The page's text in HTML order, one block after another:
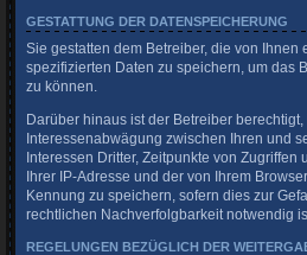
GESTATTUNG DER DATENSPEICHERUNG
Sie gestatten dem Betreiber, die von
spezifizierten Daten zu speichern, um das
zu können.
Darüber hinaus ist der Betreiber
Interessenabwägung zwischen Ihren und
Interessen Dritter, Zeitpunkte von Zugriffen
Ihrer IP-Adresse und der von Ihrem
Kennung zu speichern, sofern dies zur
rechtlichen Nachverfolgbarkeit notwendig
REGELUNGEN BEZÜGLICH DER